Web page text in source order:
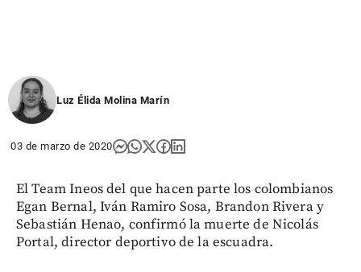
Luz Élida Molina Marín
03 de marzo de 2020
El Team Ineos del que hacen parte los colombianos
Egan Bernal, Iván Ramiro Sosa, Brandon Rivera y
Sebastián Henao, confirmó la muerte de Nicolás
Portal, director deportivo de la escuadra.